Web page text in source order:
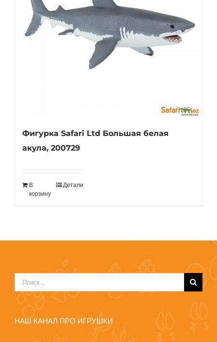
Фигурка Safari Ltd Большая белая
акула, 200729
В
корзину
Детали
Результат
поиска:
НАШ КАНАЛ ПРО ИГРУШКИ